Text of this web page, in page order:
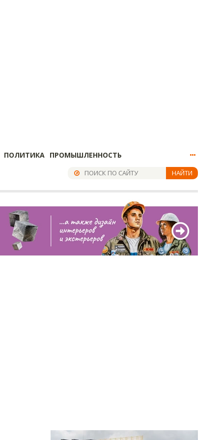
ПОЛИТИКА ПРОМЫШЛЕННОСТЬ
НАЙТИ